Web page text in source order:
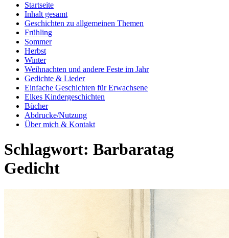
Startseite
Inhalt gesamt
Geschichten zu allgemeinen Themen
Frühling
Sommer
Herbst
Winter
Weihnachten und andere Feste im Jahr
Gedichte & Lieder
Einfache Geschichten für Erwachsene
Elkes Kindergeschichten
Bücher
Abdrucke/Nutzung
Über mich & Kontakt
Schlagwort: Barbaratag
Gedicht